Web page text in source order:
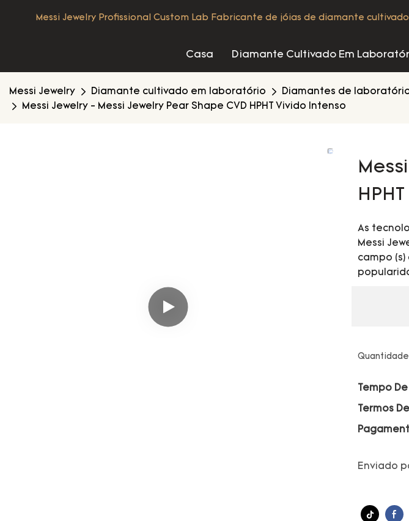
Messi Jewelry Profissional Custom Lab Fabricante de jóias de diamante
Casa Diamante Cultivado Em
Messi Jewelry Diamante cultivado em laboratório Diamantes de
Messi Jewelry - Messi Jewelry Pear Shape CVD HPHT Vivido Intenso
As
Messi
campo
Tempo
Termos
Enviado